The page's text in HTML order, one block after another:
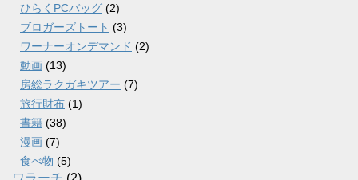
ひらくPCバッグ (2)
ブロガーズトート (3)
ワーナーオンデマンド (2)
動画 (13)
房総ラクガキツアー (7)
旅行財布 (1)
書籍 (38)
漫画 (7)
食べ物 (5)